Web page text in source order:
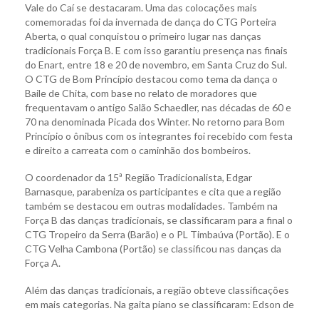
Vale do Caí se destacaram. Uma das colocações mais
comemoradas foi da invernada de dança do CTG Porteira
Aberta, o qual conquistou o primeiro lugar nas danças
tradicionais Força B. E com isso garantiu presença nas finais
do Enart, entre 18 e 20 de novembro, em Santa Cruz do Sul.
O CTG de Bom Princípio destacou como tema da dança o
Baile de Chita, com base no relato de moradores que
frequentavam o antigo Salão Schaedler, nas décadas de 60 e
70 na denominada Picada dos Winter. No retorno para Bom
Princípio o ônibus com os integrantes foi recebido com festa
e direito a carreata com o caminhão dos bombeiros.
O coordenador da 15ª Região Tradicionalista, Edgar
Barnasque, parabeniza os participantes e cita que a região
também se destacou em outras modalidades. Também na
Força B das danças tradicionais, se classificaram para a final o
CTG Tropeiro da Serra (Barão) e o PL Timbaúva (Portão). E o
CTG Velha Cambona (Portão) se classificou nas danças da
Força A.
Além das danças tradicionais, a região obteve classificações
em mais categorias. Na gaita piano se classificaram: Edson de